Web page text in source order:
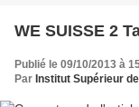
WE SUISSE 2
Publié le 09/10/2013 à
Par Institut Supérieur